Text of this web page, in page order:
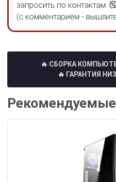
запросить по контактам
(с комментарием -
🔥 СБОРКА
🔥 ГАРАНТИЯ